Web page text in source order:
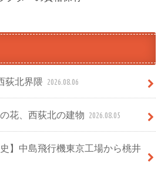
荻北界隈 2026.08.06
花、西荻北の建物 2026.08.05
】中島飛行機東京工場から桃井